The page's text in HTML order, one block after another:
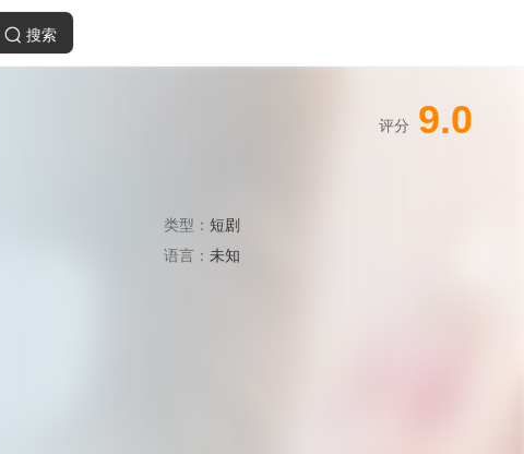
搜索
类型： 短剧
语言： 未知
评分 9.0